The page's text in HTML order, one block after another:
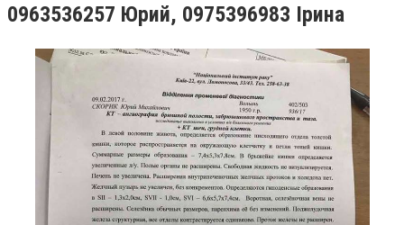
0963536257 Юрий, 0975396983 Ірина